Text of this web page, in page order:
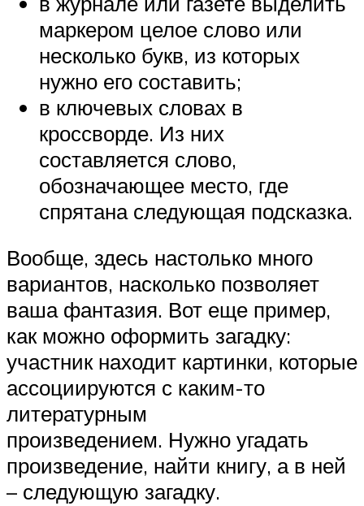
маркером целое слово или
несколько букв, из которых
нужно его составить;
в ключевых словах в
кроссворде. Из них
составляется слово,
обозначающее место, где
спрятана следующая подсказка.
Вообще, здесь настолько много
вариантов, насколько позволяет
ваша фантазия. Вот еще пример,
как можно оформить загадку:
участник находит картинки, которые
ассоциируются с каким-то
литературным
произведением. Нужно угадать
произведение, найти книгу, а в ней
– следующую загадку.